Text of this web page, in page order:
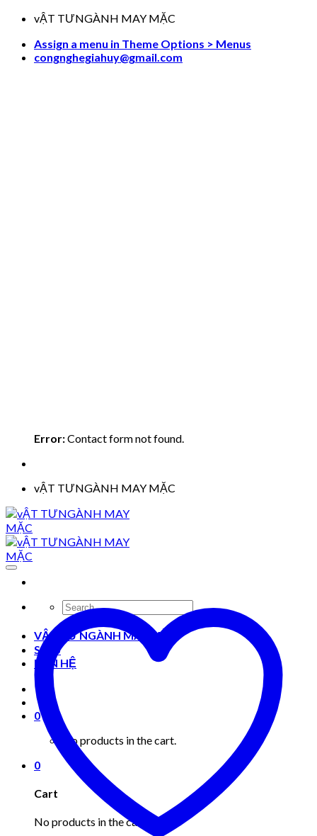
Skip
content
vẬT TƯNGÀNH MAY MẶC
Assign a menu in Theme Options > Menus
congnghegiahuy@gmail.com
Error:Contact form not found.
vẬT TƯNGÀNH MAY MẶC
Search
for:
VẬT TƯ NGÀNH MAY MẶC
Shop
LIÊN HỆ
0
No products in the cart.
0
Cart
No products in the cart.